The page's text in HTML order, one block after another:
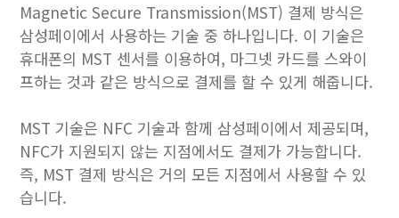
Magnetic Secure Transmission(MST) 결제 방식은
삼성페이에서 사용하는 기술 중 하나입니다. 이 기술은
휴대폰의 MST 센서를 이용하여, 마그넷 카드를 스와이
프하는 것과 같은 방식으로 결제를 할 수 있게 해줍니다.
MST 기술은 NFC 기술과 함께 삼성페이에서 제공되며,
NFC가 지원되지 않는 지점에서도 결제가 가능합니다.
즉, MST 결제 방식은 거의 모든 지점에서 사용할 수 있
습니다.